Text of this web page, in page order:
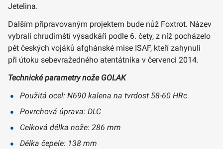
Jetelina.
Dalším připravovaným projektem bude nůž Foxtrot. Název
vybrali chrudimští výsadkáři podle 6. čety, z níž pocházelo
pět českých vojáků afghánské mise ISAF, kteří zahynuli
při útoku sebevražedného atentátníka v červenci 2014.
Technické parametry nože GOLAK
Použitá ocel: N690 kalena na tvrdost 58-60 HRc
Povrchová úprava: DLC
Celková délka nože: 286 mm
Délka čepele: 138 mm